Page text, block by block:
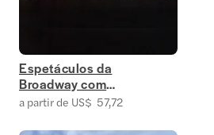
Espetáculos da
Broadway com
desconto
a partir de US$ 57,72